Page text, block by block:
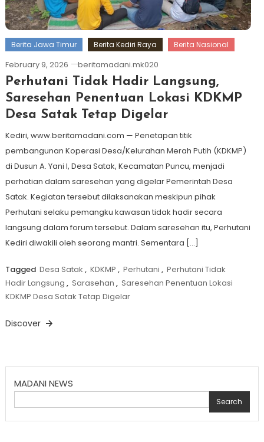
Berita Jawa Timur Berita Kediri Raya Berita Nasional
February 9, 2026 beritamadani.mk020
Perhutani Tidak Hadir Langsung,
Saresehan Penentuan Lokasi KDKMP
Desa Satak Tetap Digelar
Kediri, www.beritamadani.com — Penetapan titik
pembangunan Koperasi Desa/Kelurahan Merah Putih (KDKMP)
di Dusun A. Yani I, Desa Satak, Kecamatan Puncu, menjadi
perhatian dalam saresehan yang digelar Pemerintah Desa
Satak. Kegiatan tersebut dilaksanakan meskipun pihak
Perhutani selaku pemangku kawasan tidak hadir secara
langsung dalam forum tersebut. Dalam saresehan itu, Perhutani
Kediri diwakili oleh seorang mantri. Sementara […]
Tagged Desa Satak , KDKMP , Perhutani , Perhutani Tidak
Hadir Langsung , Sarasehan , Saresehan Penentuan Lokasi
KDKMP Desa Satak Tetap Digelar
Discover
MADANI NEWS
Search